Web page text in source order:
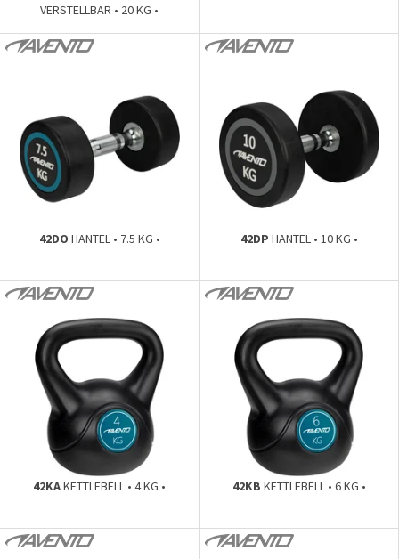
VERSTELLBAR • 20 KG •
42DO HANTEL • 7.5 KG • 42DP HANTEL • 10 KG •
42KAKETTLEBELL • 4 KG • 42KB KETTLEBELL • 6 KG •